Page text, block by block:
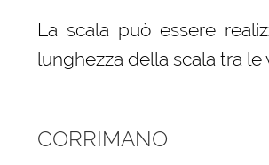
La scala può essere
lunghezza della scala tra
CORRIMANO